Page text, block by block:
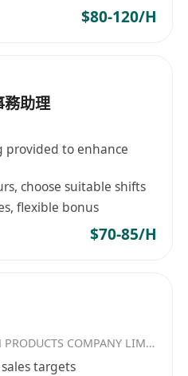
$80-120/H
助理
provided to enhance
choose suitable shifts
flexible bonus
$70-85/H
ENJOY NORTH EAST FARM PRODUCTS COMPANY LIMITED
targets